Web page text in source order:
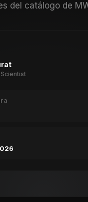
del catálogo de